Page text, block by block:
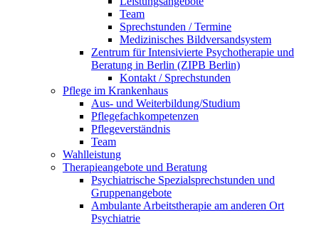
Team
Sprechstunden / Termine
Medizinisches Bildversandsystem
Zentrum für Intensivierte Psychotherapie und
Beratung in Berlin (ZIPB Berlin)
Kontakt / Sprechstunden
Pflege im Krankenhaus
Aus- und Weiterbildung/Studium
Pflegefachkompetenzen
Pflegeverständnis
Team
Wahlleistung
Therapieangebote und Beratung
Psychiatrische Spezialsprechstunden und
Gruppenangebote
Ambulante Arbeitstherapie am anderen Ort
Psychiatrie